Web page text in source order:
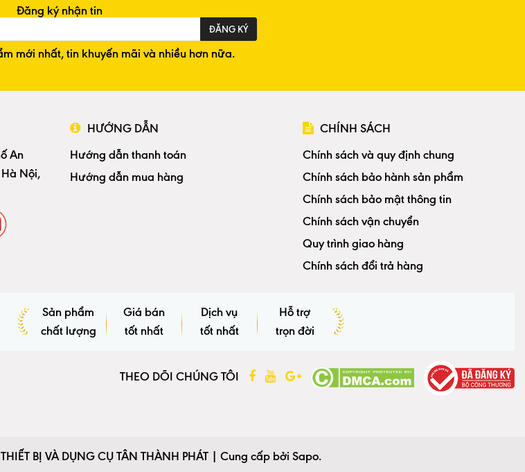
Đăng ký nhận tin
ĐĂNG KÝ
mới nhất, tin khuyến mãi và nhiều hơn nữa.
HƯỚNG DẪN
CHÍNH SÁCH
An
Nội,
Hướng dẫn thanh toán
Hướng dẫn mua hàng
Chính sách và quy định chung
Chính sách bảo hành sản phẩm
Chính sách bảo mật thông tin
Chính sách vận chuyển
Quy trình giao hàng
Chính sách đổi trả hàng
Sản phẩm
chất lượng
Giá bán
tốt nhất
Dịch vụ
tốt nhất
Hỗ trợ
trọn đời
THEO DÕI CHÚNG TÔI
BỊ VÀ DỤNG CỤ TÂN THÀNH PHÁT | Cung cấp bởi Sapo.